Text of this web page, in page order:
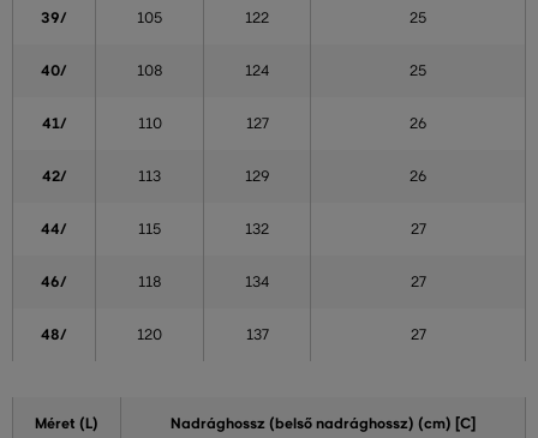
39/ 105 122 25
40/ 108 124 25
41/ 110 127 26
42/ 113 129 26
44/ 115 132 27
46/ 118 134 27
48/ 120 137 27
Méret (L) Nadrághossz (belső nadrághossz) (cm) [C]